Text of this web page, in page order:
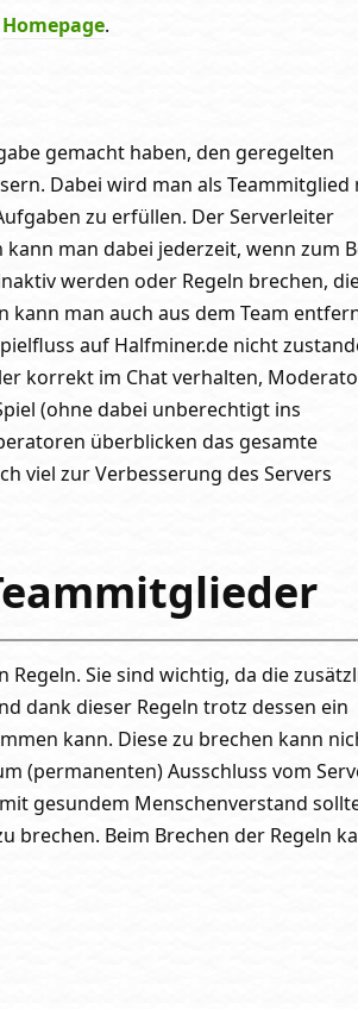
Homepage.
gemacht haben, den geregelten
Dabei wird man als Teammitglied
zu erfüllen. Der Serverleiter
man dabei jederzeit, wenn zum
werden oder Regeln brechen,
kann man auch aus dem Team
auf Halfminer.de nicht
korrekt im Chat verhalten,
(ohne dabei unberechtigt ins
überblicken das gesamte
viel zur Verbesserung des Servers
Sie sind wichtig, da die
dank dieser Regeln trotz dessen ein
kann. Diese zu brechen kann
(permanenten) Ausschluss vom
gesundem Menschenverstand
brechen. Beim Brechen der Regeln